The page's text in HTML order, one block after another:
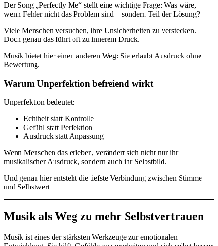
Der Song „Perfectly Me“ stellt eine wichtige Frage: Was wäre,
wenn Fehler nicht das Problem sind – sondern Teil der Lösung?
Viele Menschen versuchen, ihre Unsicherheiten zu verstecken.
Doch genau das führt oft zu innerem Druck.
Musik bietet hier einen anderen Weg: Sie erlaubt Ausdruck ohne
Bewertung.
Warum Unperfektion befreiend wirkt
Unperfektion bedeutet:
Echtheit statt Kontrolle
Gefühl statt Perfektion
Ausdruck statt Anpassung
Wenn Menschen das erleben, verändert sich nicht nur ihr
musikalischer Ausdruck, sondern auch ihr Selbstbild.
Und genau hier entsteht die tiefste Verbindung zwischen Stimme
und Selbstwert.
Musik als Weg zu mehr Selbstvertrauen
Musik ist eines der stärksten Werkzeuge zur emotionalen